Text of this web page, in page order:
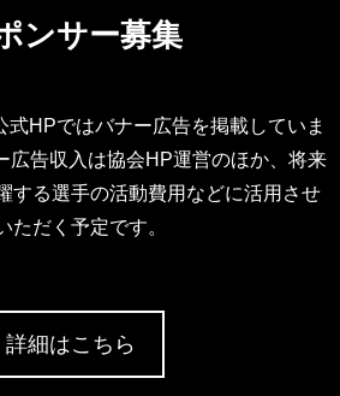
ンサー募集
式HPではバナー広告を掲載していま
広告収入は協会HP運営のほか、将来
する選手の活動費用などに活用させ
ただく予定です。
詳細はこちら